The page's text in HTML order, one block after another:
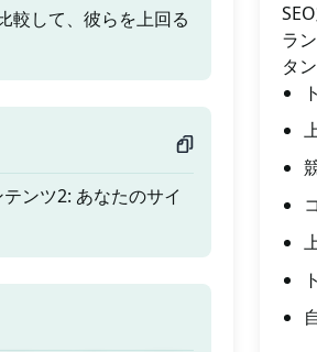
較して、彼らを上回る
ンツ2: あなたのサイ
ラ
タ